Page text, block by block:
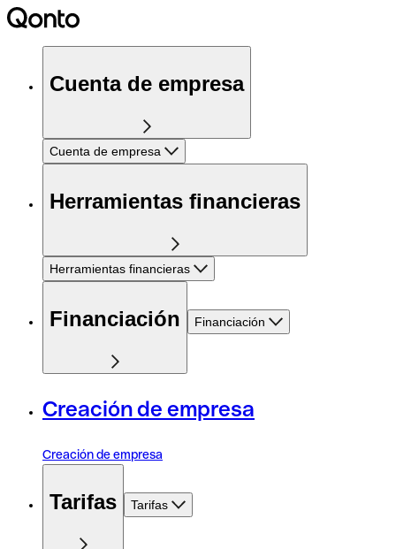
Cuenta de empresa
Cuenta de empresa
Herramientas financieras
Herramientas financieras
Financiación Financiación
Creación de empresa
Creación de empresa
Tarifas Tarifas